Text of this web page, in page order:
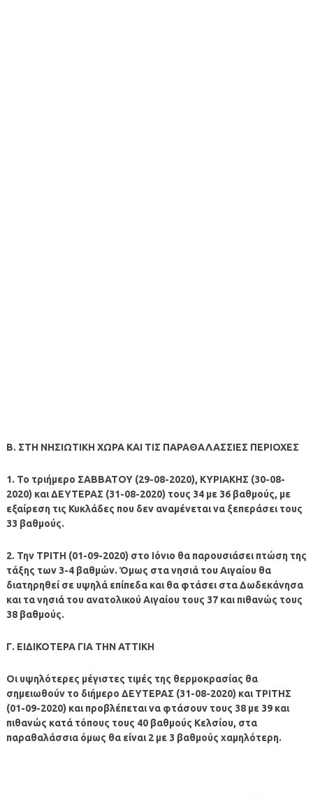
Β. ΣΤΗ ΝΗΣΙΩΤΙΚΗ ΧΩΡΑ ΚΑΙ ΤΙΣ ΠΑΡΑΘΑΛΑΣΣΙΕΣ ΠΕΡΙΟΧΕΣ
1. Το τριήμερο ΣΑΒΒΑΤΟΥ (29-08-2020), ΚΥΡΙΑΚΗΣ (30-08-
2020) και ΔΕΥΤΕΡΑΣ (31-08-2020) τους 34 με 36 βαθμούς, με
εξαίρεση τις Κυκλάδες που δεν αναμένεται να ξεπεράσει τους
33 βαθμούς.
2. Την ΤΡΙΤΗ (01-09-2020) στο Ιόνιο θα παρουσιάσει πτώση της
τάξης των 3-4 βαθμών. Όμως στα νησιά του Αιγαίου θα
διατηρηθεί σε υψηλά επίπεδα και θα φτάσει στα Δωδεκάνησα
και τα νησιά του ανατολικού Αιγαίου τους 37 και πιθανώς τους
38 βαθμούς.
Γ. ΕΙΔΙΚΟΤΕΡΑ ΓΙΑ ΤΗΝ ΑΤΤΙΚΗ
Οι υψηλότερες μέγιστες τιμές της θερμοκρασίας θα
σημειωθούν το διήμερο ΔΕΥΤΕΡΑΣ (31-08-2020) και ΤΡΙΤΗΣ
(01-09-2020) και προβλέπεται να φτάσουν τους 38 με 39 και
πιθανώς κατά τόπους τους 40 βαθμούς Κελσίου, στα
παραθαλάσσια όμως θα είναι 2 με 3 βαθμούς χαμηλότερη.